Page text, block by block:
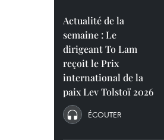
Actualité de la
semaine : Le
dirigeant To Lam
reçoit le Prix
international de la
paix Lev Tolstoï 2026
ÉCOUTER